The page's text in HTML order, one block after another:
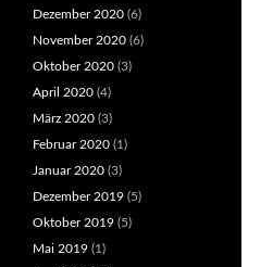
Dezember 2020 (6)
November 2020 (6)
Oktober 2020 (3)
April 2020 (4)
März 2020 (3)
Februar 2020 (1)
Januar 2020 (3)
Dezember 2019 (5)
Oktober 2019 (5)
Mai 2019 (1)